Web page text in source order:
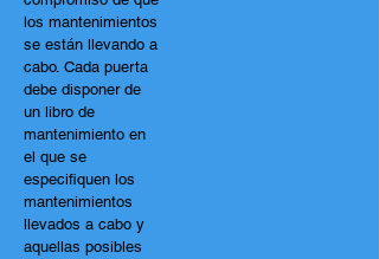
los mantenimientos
se están llevando a
cabo. Cada puerta
debe disponer de
un libro de
mantenimiento en
el que se
especifiquen los
mantenimientos
llevados a cabo y
aquellas posibles